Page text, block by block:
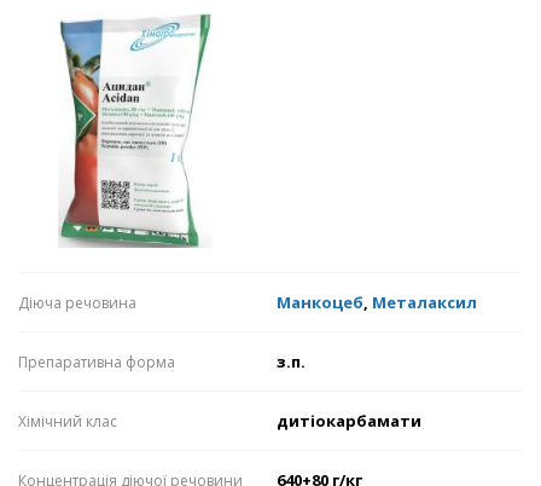
Діюча речовина Манкоцеб, Металаксил
Препаративна форма з.п.
Хімічний клас дитіокарбамати
Концентрація діючої речовини 640+80 г/кг